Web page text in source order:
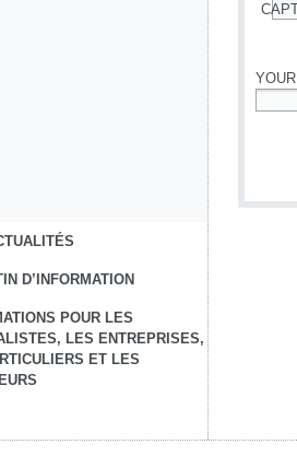
D’INFORMATION
POUR LES
LES ENTREPRISES,
ET LES